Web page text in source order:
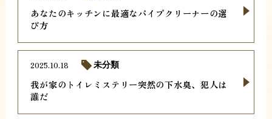
あなたのキッチンに最適なパイプクリーナーの選
び方
我が家のトイレミステリー突然の下水臭、犯人は
誰だ
2025.10.18 未分類